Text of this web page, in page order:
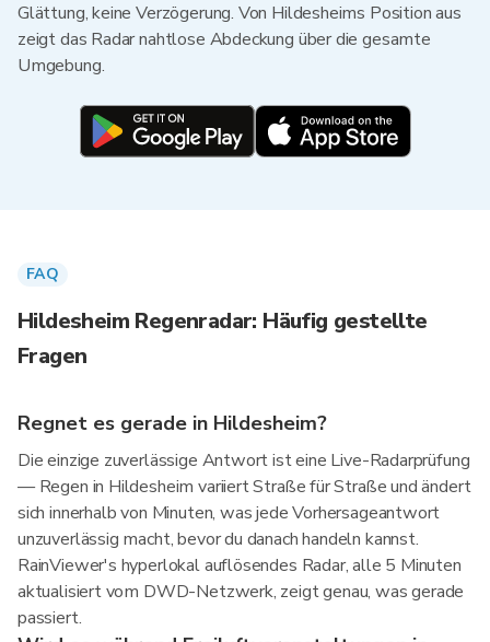
Glättung, keine Verzögerung. Von Hildesheims Position aus
zeigt das Radar nahtlose Abdeckung über die gesamte
Umgebung.
FAQ
Hildesheim Regenradar: Häufig gestellte
Fragen
Regnet es gerade in Hildesheim?
Die einzige zuverlässige Antwort ist eine Live-Radarprüfung
— Regen in Hildesheim variiert Straße für Straße und ändert
sich innerhalb von Minuten, was jede Vorhersageantwort
unzuverlässig macht, bevor du danach handeln kannst.
RainViewer's hyperlokal auflösendes Radar, alle 5 Minuten
aktualisiert vom DWD-Netzwerk, zeigt genau, was gerade
passiert.